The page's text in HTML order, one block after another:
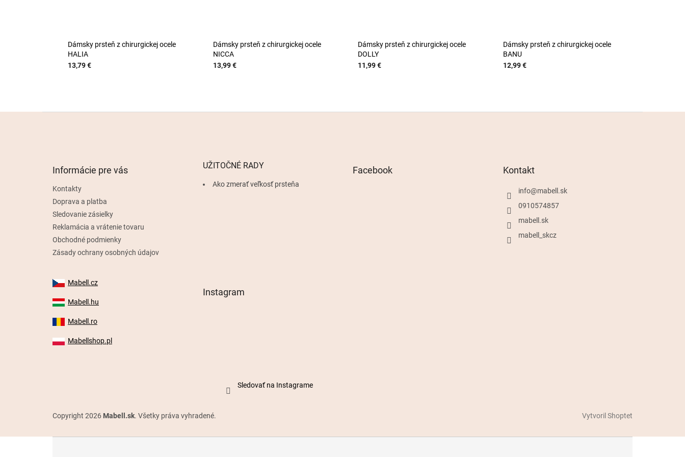
Dámsky prsteň z chirurgickej ocele
HALIA
13,79 €
Dámsky prsteň z chirurgickej ocele
NICCA
13,99 €
Dámsky prsteň z chirurgickej ocele
DOLLY
11,99 €
Dámsky prsteň z chirurgickej ocele
BANU
12,99 €
Informácie pre vás
Kontakty
Doprava a platba
Sledovanie zásielky
Reklamácia a vrátenie tovaru
Obchodné podmienky
Zásady ochrany osobných údajov
UŽITOČNÉ RADY
Ako zmerať veľkosť prsteňa
Facebook Kontakt
info@mabell.sk
0910574857
mabell.sk
mabell_skcz
Mabell.cz
Mabell.hu
Mabell.ro
Mabellshop.pl
Instagram
Sledovať na Instagrame
Vytvoril Shoptet
Copyright 2026 Mabell.sk. Všetky práva vyhradené.